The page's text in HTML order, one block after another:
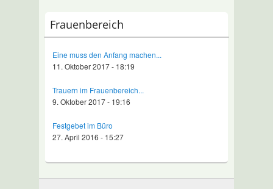
Frauenbereich
Eine muss den Anfang machen...
11. Oktober 2017 - 18:19
Trauern im Frauenbereich...
9. Oktober 2017 - 19:16
Festgebet im Büro
27. April 2016 - 15:27